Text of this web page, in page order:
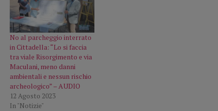
No al parcheggio interrato
in Cittadella: “Lo si faccia
tra viale Risorgimento e via
Maculani, meno danni
ambientali e nessun rischio
archeologico” – AUDIO
12 Agosto 2023
In "Notizie"